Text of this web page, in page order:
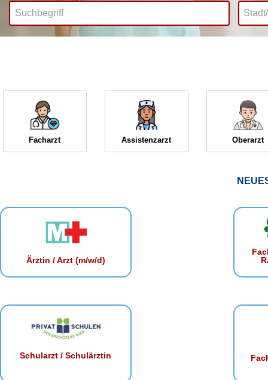
Facharzt Assistenzarzt Oberarzt
Ärztin / Arzt (m/w/d)
Schularzt / Schulärztin